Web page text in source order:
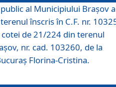
al Municipiului Braşov a
înscris în C.F. nr.
de 21/224 din terenul
nr. cad. 103260, de la
Florina-Cristina.